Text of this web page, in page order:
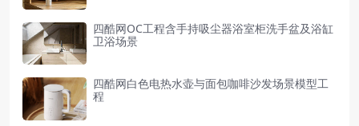
四酷网OC工程含手持吸尘器浴室柜洗手盆及浴缸
卫浴场景
四酷网白色电热水壶与面包咖啡沙发场景模型工
程